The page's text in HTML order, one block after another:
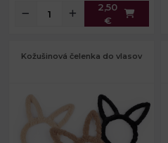
2,50
€
Kožušinová čelenka do vlasov